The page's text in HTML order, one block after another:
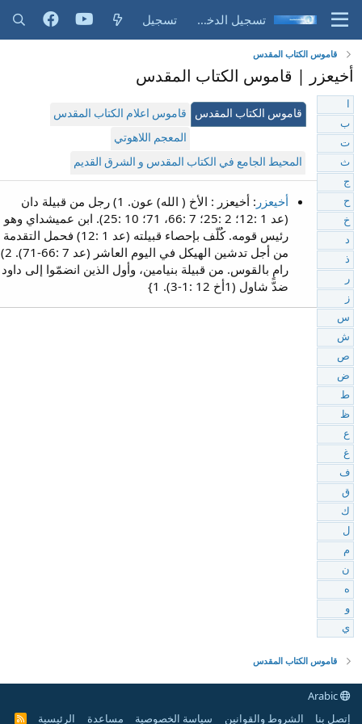
تسجيل الدخول تسجيل
قاموس الكتاب المقدس
أخيعزر | قاموس الكتاب المقدس
قاموس الكتاب المقدس
قاموس اعلام الكتاب المقدس
المعجم اللاهوتي
المحيط الجامع في الكتاب المقدس و الشرق القديم
أخيعزر
: أخيعزر : الأخ ( الله) عون. 1) رجل من قبيلة دان
(عد 1 :12؛ 2 :25؛ 7 :66، 71؛ 10 :25). ابن عميشداي وهو
رئيس قومه. كُلّف بإحصاء قبيلته (عد 1 :12) فحمل التقدمة
من أجل تدشين الهيكل في اليوم العاشر (عد 7 :66-71). 2)
رامٍ بالقوس. من قبيلة بنيامين، وأول الذين انضمّوا إلى داود
ضدّ شاول (1أخ 12 :1-3). 1}
ب
ت
ث
ج
ح
خ
د
ذ
ر
ز
س
ش
ص
ض
ط
ظ
ع
غ
ف
ق
ك
ل
م
ن
ه
و
ي
قاموس الكتاب المقدس
إتصل بنا
الشروط والقوانين سياسة الخصوصية مساعدة الرئيسية
R